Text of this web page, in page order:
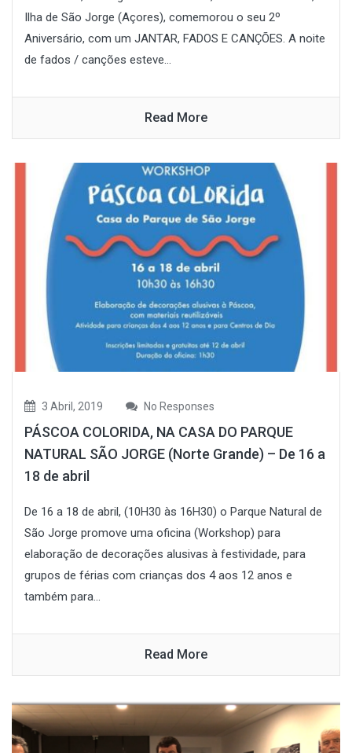
Ilha de São Jorge (Açores), comemorou o seu 2º
Aniversário, com um JANTAR, FADOS E CANÇÕES. A noite
de fados / canções esteve...
Read More
3 Abril, 2019 No Responses
PÁSCOA COLORIDA, NA CASA DO PARQUE
NATURAL SÃO JORGE (Norte Grande) – De 16 a
18 de abril
De 16 a 18 de abril, (10H30 às 16H30) o Parque Natural de
São Jorge promove uma oficina (Workshop) para
elaboração de decorações alusivas à festividade, para
grupos de férias com crianças dos 4 aos 12 anos e
também para...
Read More